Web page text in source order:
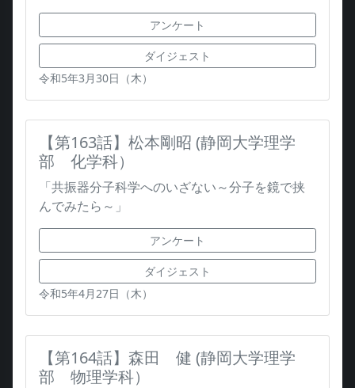
アンケート
ダイジェスト
令和5年3月30日（木）
【第163話】松本剛昭 (静岡大学理学
部 化学科）
「共振器分子科学へのいざない～分子を鏡で挟
んでみたら～」
アンケート
ダイジェスト
令和5年4月27日（木）
【第164話】森田 健 (静岡大学理学
部 物理学科）